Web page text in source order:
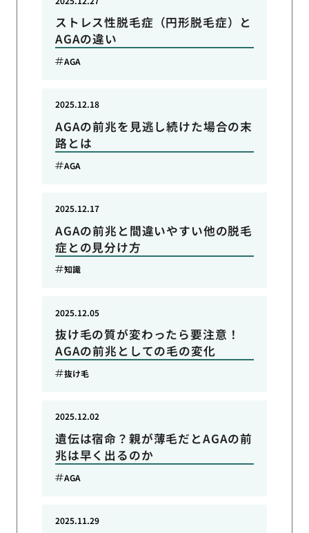
ストレス性脱毛症（円形脱毛症）と
AGAの違い
AGA
AGAの前兆を見逃し続けた場合の末
路とは
2025.12.18
AGA
AGAの前兆と間違いやすい他の脱毛
症との見分け方
2025.12.17
知識
抜け毛の質が変わったら要注意！
AGAの前兆としての毛の変化
2025.12.05
抜け毛
遺伝は宿命？親が薄毛だとAGAの前
兆は早く出るのか
2025.12.02
AGA
2025.11.29